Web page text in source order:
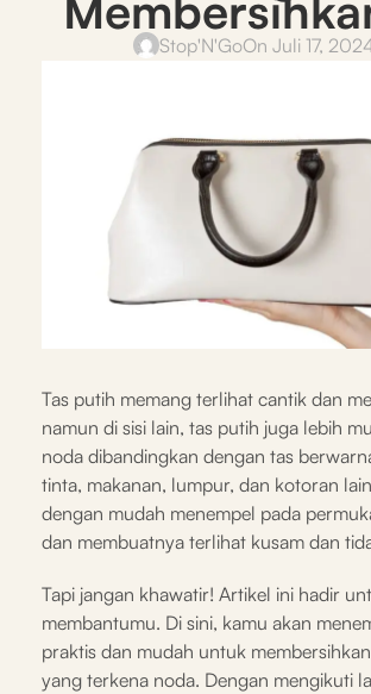
Stop'N'GoOn Juli 17,
Tas putih memang terlihat cantik dan
namun di sisi lain, tas putih juga lebih
noda dibandingkan dengan tas
tinta, makanan, lumpur, dan kotoran
dengan mudah menempel pada
dan membuatnya terlihat kusam dan
Tapi jangan khawatir! Artikel ini hadir
membantumu. Di sini, kamu akan
praktis dan mudah untuk
yang terkena noda. Dengan mengikuti